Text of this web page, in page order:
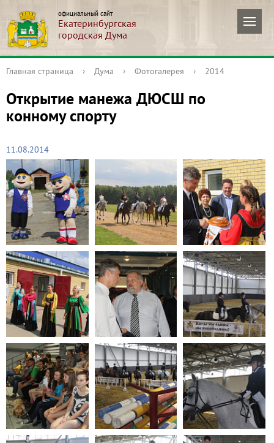
официальный сайт
Екатеринбургская
городская Дума
Главная страница › Дума › Фотогалерея › 2014
Открытие манежа ДЮСШ по
конному спорту
11.08.2014